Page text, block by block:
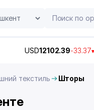
USD12102.39-33.37
текстиль Шторы